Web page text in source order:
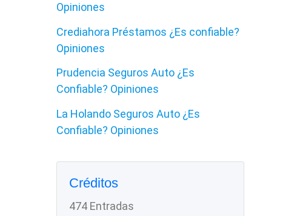
Opiniones
Crediahora Préstamos ¿Es confiable?
Opiniones
Prudencia Seguros Auto ¿Es
Confiable? Opiniones
La Holando Seguros Auto ¿Es
Confiable? Opiniones
Créditos
474 Entradas